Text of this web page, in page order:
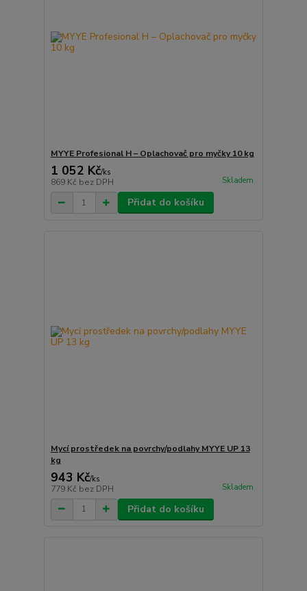
MYYE Profesional H – Oplachovač pro myčky 10 kg
1 052 Kč/ks
869 Kč bez DPH Skladem
Přidat do košíku
Mycí prostředek na povrchy/podlahy MYYE UP 13
kg
943 Kč/ks
779 Kč bez DPH Skladem
Přidat do košíku